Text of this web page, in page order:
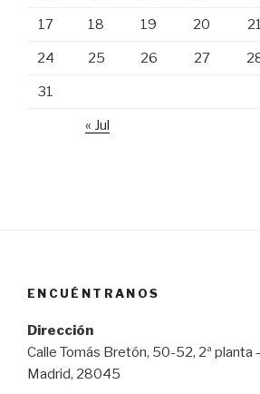
17 18 19 20
24 25 26 27
31
« Jul
ENCUÉNTRANOS
Dirección
Calle Tomás Bretón, 50-52, 2ª planta
Madrid, 28045